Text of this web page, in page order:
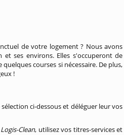
de votre logement ? Nous avons
et ses environs. Elles s'occuperont de
courses si nécessaire. De plus,
!
ci-dessous et déléguer leur vos
Logis-Clean, utilisez vos titres-services et